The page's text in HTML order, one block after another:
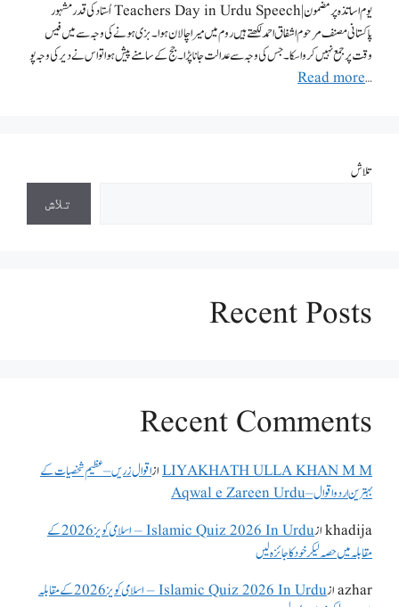
یوم اساتذہ پر مضمون | Teachers Day in Urdu Speech اُستاد کی قدر مشہور
پاکستانی مصنف مرحوم اشفاق احمد لکھتے ہیں روم میں میرا چالان ہوا۔بزی ہونے کی وجہ سے میں فیس
وقت پر جمع نہیں کروا سکا۔جس کی وجہ سے عدالت جانا پڑا۔جج کے سامنے پیش ہوا تو اس نے دیر کی وجہ پو
…
Read more
تلاش
تلاش
Recent Posts
Recent Comments
LIYAKHATH ULLA KHAN M Mازاقوال زریں – عظیم شخصیات کے
بہترین اردو اقوال – Aqwal e Zareen Urdu
khadijaاز
Islamic Quiz 2026 In Urdu – اسلامی کویز 2026 کے
مقابلہ میں حصہ لیکر خود کا جائزہ لیں
azharاز
Islamic Quiz 2026 In Urdu – اسلامی کویز 2026 کے مقابلہ